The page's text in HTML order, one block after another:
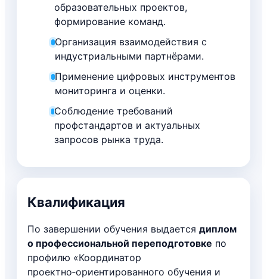
образовательных проектов,
формирование команд.
Организация взаимодействия с
индустриальными партнёрами.
Применение цифровых инструментов
мониторинга и оценки.
Соблюдение требований
профстандартов и актуальных
запросов рынка труда.
Квалификация
По завершении обучения выдается диплом
о профессиональной переподготовке по
профилю «Координатор
проектно‑ориентированного обучения и